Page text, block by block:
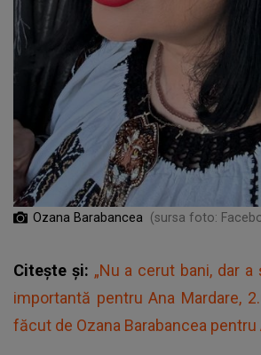
Ozana Barabancea (sursa foto:
Citește și: „Nu a cerut bani, dar
importantă pentru Ana Mardare,
făcut de Ozana Barabancea pentru